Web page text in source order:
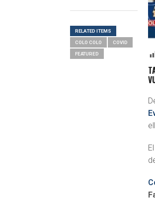
RELATED ITEMS
COLO COLO COVID
FEATURED